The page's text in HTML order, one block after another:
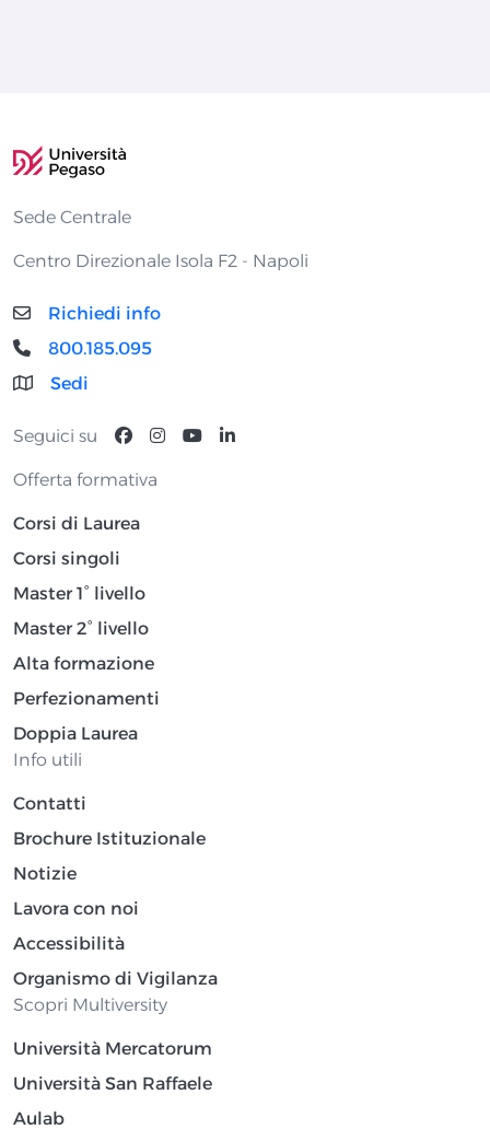
Sede Centrale
Centro Direzionale Isola F2 - Napoli
Richiedi info
800.185.095
Sedi
Seguici su
Offerta formativa
Corsi di Laurea
Corsi singoli
Master 1° livello
Master 2° livello
Alta formazione
Perfezionamenti
Doppia Laurea
Info utili
Contatti
Brochure Istituzionale
Notizie
Lavora con noi
Accessibilità
Organismo di Vigilanza
Scopri Multiversity
Università Mercatorum
Università San Raffaele
Aulab